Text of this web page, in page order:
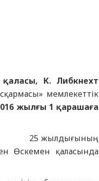
К. Либкнехт
мемлекеттік
жылғы 1 қарашаға
25 жылдығының
Өскемен қаласында